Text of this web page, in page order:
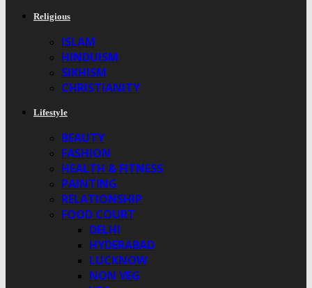
Religious
ISLAM
HINDUISM
SIKHISM
CHRISTIANITY
Lifestyle
BEAUTY
FASHION
HEALTH & FITNESS
PAINTING
RELATIONSHIP
FOOD COURT
DELHI
HYDERABAD
LUCKNOW
NON VEG